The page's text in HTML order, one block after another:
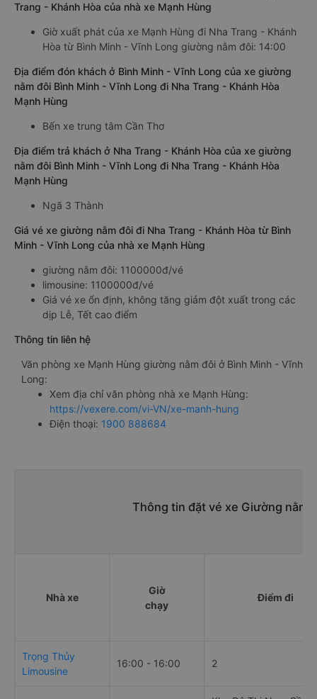
Trang - Khánh Hòa của nhà xe Mạnh Hùng
Giờ xuất phát của xe Mạnh Hùng đi Nha Trang - Khánh
Hòa từ Bình Minh - Vĩnh Long giường nằm đôi: 14:00
Địa điểm đón khách ở Bình Minh - Vĩnh Long của xe giường
nằm đôi Bình Minh - Vĩnh Long đi Nha Trang - Khánh Hòa
Mạnh Hùng
Bến xe trung tâm Cần Thơ
Địa điểm trả khách ở Nha Trang - Khánh Hòa của xe giường
nằm đôi Bình Minh - Vĩnh Long đi Nha Trang - Khánh Hòa
Mạnh Hùng
Ngã 3 Thành
Giá vé xe giường nằm đôi đi Nha Trang - Khánh Hòa từ Bình
Minh - Vĩnh Long của nhà xe Mạnh Hùng
giường nằm đôi: 1100000đ/vé
limousine: 1100000đ/vé
Giá vé xe ổn định, không tăng giảm đột xuất trong các
dịp Lễ, Tết cao điểm
Thông tin liên hệ
Văn phòng xe Mạnh Hùng giường nằm đôi ở Bình Minh - Vĩnh
Long:
Xem địa chỉ văn phòng nhà xe Mạnh Hùng:
https://vexere.com/vi-VN/xe-manh-hung
Điện thoại: 1900 888684
Thông tin đặt vé xe Giường nằm
Nhà xe
Giờ
chạy
Điểm đi
Trọng Thủy
Limousine
16:00 - 16:00 2